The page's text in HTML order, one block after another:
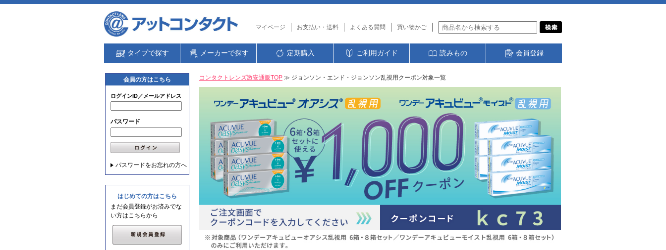
マイページ お支払い・送料 よくある質問 買い物かご
タイプで探す メーカーで探す 定期購入 ご利用ガイド 読みもの 会員登録
会員の方はこちら
ログインID／メールアドレス
パスワード
パスワードをお忘れの方へ
はじめての方はこちら
まだ会員登録がお済みでな
い方はこちらから
コンタクトレンズ激安通販TOP ≫ ジョンソン・エンド・ジョンソン乱視用クーポン対象一覧